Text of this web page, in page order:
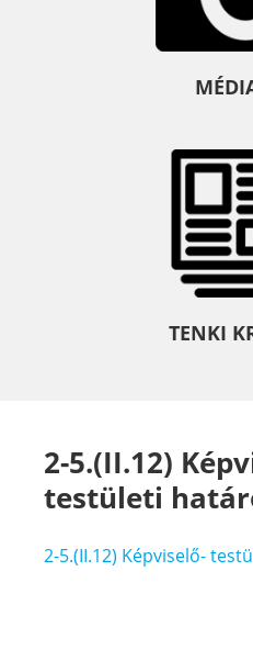
TENKI
2-5.(II.12)
testületi
2-5.(II.12) Képviselő-